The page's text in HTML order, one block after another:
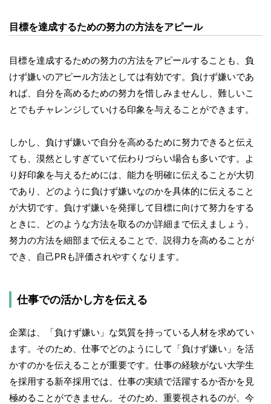
目標を達成するための努力の方法をアピール
目標を達成するための努力の方法をアピールすることも、負
けず嫌いのアピール方法としては有効です。負けず嫌いであ
れば、自分を高めるための努力を惜しみませんし、難しいこ
とでもチャレンジしていける印象を与えることができます。
しかし、負けず嫌いで自分を高めるために努力できると伝え
ても、漠然としすぎていて伝わりづらい場合も多いです。よ
り好印象を与えるためには、能力を明確に伝えることが大切
であり、どのように負けず嫌いなのかを具体的に伝えること
が大切です。負けず嫌いを発揮して目標に向けて努力をする
ときに、どのような方法を取るのか詳細まで伝えましょう。
努力の方法を細部まで伝えることで、説得力を高めることが
でき、自己PRも評価されやすくなります。
仕事での活かし方を伝える
企業は、「負けず嫌い」な気質を持っている人材を求めてい
ます。そのため、仕事でどのようにして「負けず嫌い」を活
かすのかを伝えることが重要です。仕事の経験がない大学生
を採用する新卒採用では、仕事の実績で活躍するか否かを見
極めることができません。そのため、重要視されるのが、今